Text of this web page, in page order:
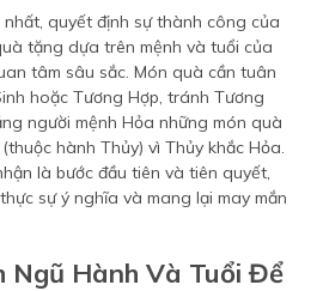
quyết định sự thành công của
tặng dựa trên mệnh và tuổi của
tâm sâu sắc. Món quà cần tuân
hoặc Tương Hợp, tránh Tương
người mệnh Hỏa những món quà
hành Thủy) vì Thủy khắc Hỏa.
là bước đầu tiên và tiên quyết,
sự ý nghĩa và mang lại may mắn
Ngũ Hành Và Tuổi Để